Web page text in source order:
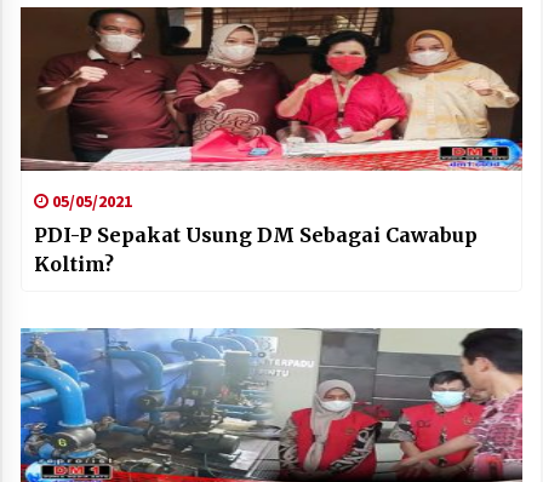
05/05/2021
PDI-P Sepakat Usung DM Sebagai Cawabup
Koltim?